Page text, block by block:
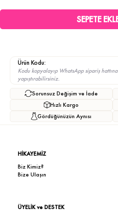
Ürün Kodu:
Kodu kopyalayıp WhatsApp sipariş hattına
yapıştırabilirsiniz.
Sorunsuz Değişim ve İade
Hızlı Kargo
Gördüğünüzün Aynısı
HİKAYEMİZ
Biz Kimiz?
Bize Ulaşın
ÜYELİK ve DESTEK